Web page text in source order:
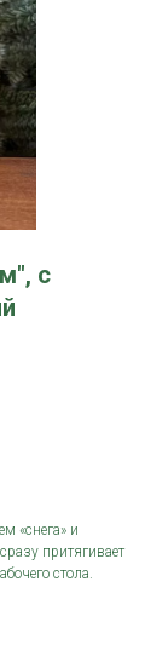
с
«снега» и
притягивает
стола.